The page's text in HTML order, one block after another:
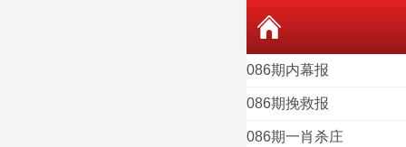
086期内幕报
086期挽救报
086期一肖杀庄